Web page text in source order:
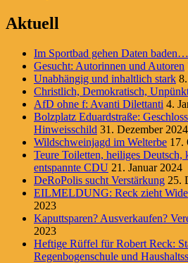
Aktuell
Im Sportbad gehen Daten baden…
Gesucht: Autorinnen und Autoren
Unabhängig und inhaltlich stark
Christlich, Demokratisch,
AfD ohne f: Avanti Dilettanti 4.
Bolzplatz Eduardstraße:
Hinweisschild 31. Dezember 2024
Wildschweinjagd im Welterbe 17.
Teure Toiletten, heiliges
entspannte CDU 21. Januar 2024
DeRoPolis sucht Verstärkung 25.
EILMELDUNG: Reck zieht
2023
Kaputtsparen? Ausverkaufen?
2023
Heftige Rüffel für Robert Reck:
Regenbogenschule und